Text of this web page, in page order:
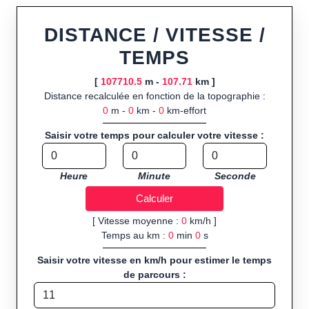
Fonctionnalités principales :tracé interactif point par point
ou import de fichier GPX, calcul instantané de la distance
(ajustée à la topographie), de la vitesse et du temps estimé,
profil d’élévation avec options de lissage, export en trace GPX,
route GPX, KML (plat ou relief) et TCX, ainsi que calculs
intégrés de calories dépensées, de VO₂max/VMA et d’IMC.
strong> sportifs de loisir et compétiteurs
préparant entraînements et parcours, organisateurs
d’événements partageant leurs itinéraires, et utilisateurs de
GPS souhaitant charger leurs trajets à l’avance.
Sports et activités disponibles :
Footing (jogging), course à
pied, cyclisme (vélo), VTT, randonnée, roller et équitation.
DISTANCE / VITESSE /
TEMPS
[ 107710.5m - 107.71km ]
Distance recalculée en fonction de la topographie :
0 m - 0 km - 0 km-effort
Saisir votre temps pour calculer votre vitesse :
Heure Minute Seconde
[ Vitesse moyenne : 0 km/h ]
Temps au km : 0min 0s
Saisir votre vitesse en km/h pour estimer le temps
de parcours :